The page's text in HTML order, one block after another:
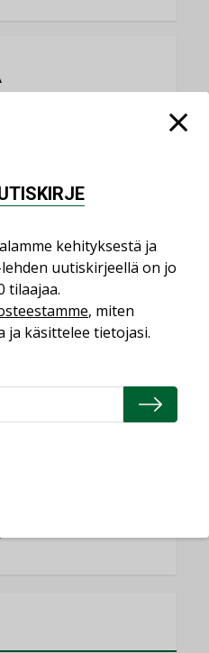
euroja
vailla toimivaa
EPD-dokumenteista
on
kehityksestä ja
uutiskirjeellä on jo
tilaajaa.
, miten
ja käsittelee tietojasi.